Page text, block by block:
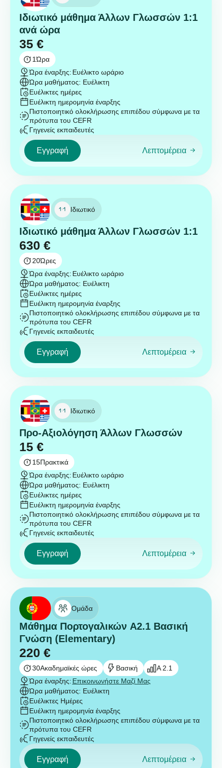
Ιδιωτικό μάθημα Άλλων Γλωσσών 1:1
ανά ώρα
35 €
1Ώρα
Ώρα έναρξης: Ευέλικτο ωράριο
Ώρα μαθήματος: Ευέλικτη
Ευέλικτες ημέρες
Ευέλικτη ημερομηνία έναρξης
Πιστοποιητικό ολοκλήρωσης επιπέδου σύμφωνα με τα
πρότυπα του CEFR
Γηγενείς εκπαιδευτές
Εγγραφή Λεπτομέρεια
Ιδιωτικό
Ιδιωτικό μάθημα Άλλων Γλωσσών 1:1
630 €
20Ώρες
Ώρα έναρξης: Ευέλικτο ωράριο
Ώρα μαθήματος: Ευέλικτη
Ευέλικτες ημέρες
Ευέλικτη ημερομηνία έναρξης
Πιστοποιητικό ολοκλήρωσης επιπέδου σύμφωνα με τα
πρότυπα του CEFR
Γηγενείς εκπαιδευτές
Εγγραφή Λεπτομέρεια
Ιδιωτικό
Προ-Αξιολόγηση Άλλων Γλωσσών
15 €
15Πρακτικά
Ώρα έναρξης: Ευέλικτο ωράριο
Ώρα μαθήματος: Ευέλικτη
Ευέλικτες ημέρες
Ευέλικτη ημερομηνία έναρξης
Πιστοποιητικό ολοκλήρωσης επιπέδου σύμφωνα με τα
πρότυπα του CEFR
Γηγενείς εκπαιδευτές
Εγγραφή Λεπτομέρεια
Ομάδα
Μάθημα Πορτογαλικών A2.1 Βασική
Γνώση (Elementary)
220 €
30Ακαδημαϊκές ώρες Βασική
A 2.1
Ώρα έναρξης: Επικοινωνήστε Μαζί Μας
Ώρα μαθήματος: Ευέλικτη
Ευέλικτες Ημέρες
Ευέλικτη ημερομηνία έναρξης
Πιστοποιητικό ολοκλήρωσης επιπέδου σύμφωνα με τα
πρότυπα του CEFR
Γηγενείς εκπαιδευτές
Εγγραφή Λεπτομέρεια